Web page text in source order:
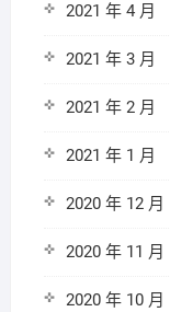
2021 年 4 月
2021 年 3 月
2021 年 2 月
2021 年 1 月
2020 年 12 月
2020 年 11 月
2020 年 10 月